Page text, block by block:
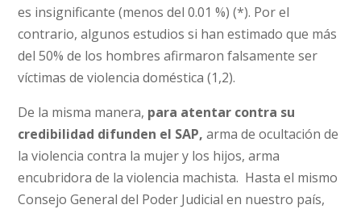
es insignificante (menos del 0.01 %) (*). Por el
contrario, algunos estudios si han estimado que más
del 50% de los hombres afirmaron falsamente ser
víctimas de violencia doméstica (1,2).
De la misma manera, para atentar contra su
credibilidad difunden el SAP, arma de ocultación de
la violencia contra la mujer y los hijos, arma
encubridora de la violencia machista. Hasta el mismo
Consejo General del Poder Judicial en nuestro país,